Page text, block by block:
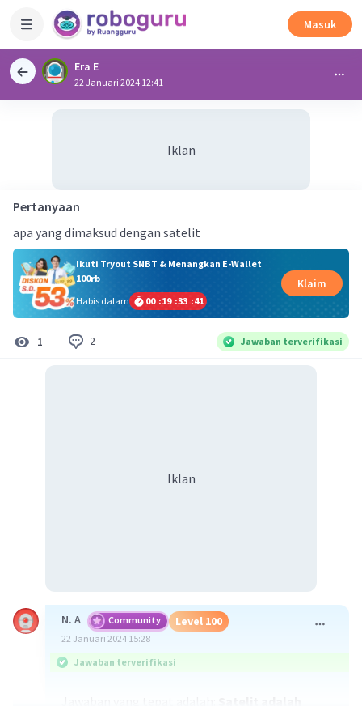
Masuk
Era E
22 Januari 2024 12:41
Iklan
Pertanyaan
apa yang dimaksud dengan satelit
Ikuti Tryout SNBT & Menangkan E-Wallet
100rb
Habis dalam
00 :19 :33 :40
Klaim
1 2 Jawaban terverifikasi
Iklan
N. A Community Level 100
22 Januari 2024 15:28
Jawaban terverifikasi